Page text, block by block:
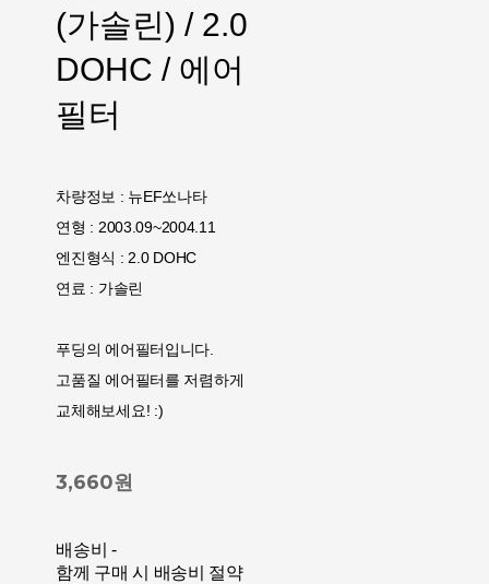
(가솔린) / 2.0
DOHC / 에어
필터
차량정보 : 뉴EF쏘나타
연형 : 2003.09~2004.11
엔진형식 : 2.0 DOHC
연료 : 가솔린
푸딩의 에어필터입니다.
고품질 에어필터를 저렴하게
교체해보세요! :)
3,660원
배송비 -
함께 구매 시 배송비 절약